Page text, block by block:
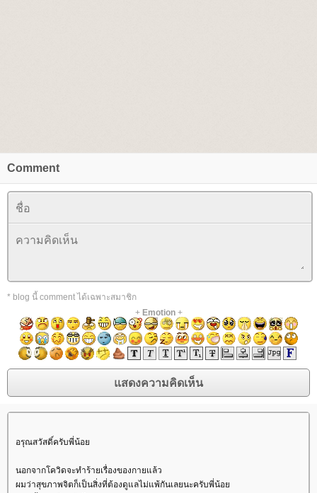
Comment
* blog นี้ comment ได้เฉพาะสมาชิก
+ Emotion+
อรุณสวัสดิ์ครับพี่น้อ
นอกจากโควิดจะทำร้ายเรื่องของกายแล้ว
ผมว่าสุขภาพจิตก็เป็นสิ่งที่ต้องดูแลไม่แพ้กันเลยนะครับพี่น้อ